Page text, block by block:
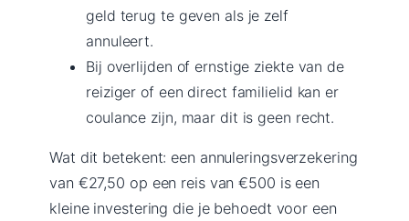
geld terug te geven als je zelf
annuleert.
Bij overlijden of ernstige ziekte van de
reiziger of een direct familielid kan er
coulance zijn, maar dit is geen recht.
Wat dit betekent: een annuleringsverzekering
van €27,50 op een reis van €500 is een
kleine investering die je behoedt voor een